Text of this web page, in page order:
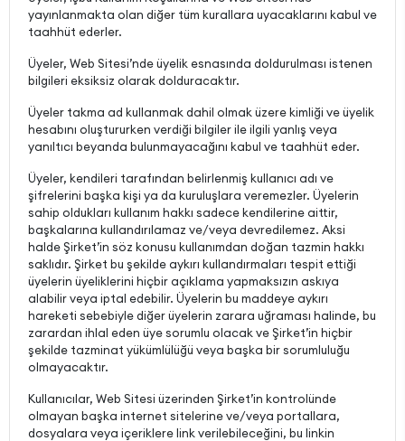
yayınlanmakta olan diğer tüm kurallara uyacaklarını kabul ve
taahhüt ederler.
Üyeler, Web Sitesi’nde üyelik esnasında doldurulması istenen
bilgileri eksiksiz olarak dolduracaktır.
Üyeler takma ad kullanmak dahil olmak üzere kimliği ve üyelik
hesabını oluştururken verdiği bilgiler ile ilgili yanlış veya
yanıltıcı beyanda bulunmayacağını kabul ve taahhüt eder.
Üyeler, kendileri tarafından belirlenmiş kullanıcı adı ve
şifrelerini başka kişi ya da kuruluşlara veremezler. Üyelerin
sahip oldukları kullanım hakkı sadece kendilerine aittir,
başkalarına kullandırılamaz ve/veya devredilemez. Aksi
halde Şirket’in söz konusu kullanımdan doğan tazmin hakkı
saklıdır. Şirket bu şekilde aykırı kullandırmaları tespit ettiği
üyelerin üyeliklerini hiçbir açıklama yapmaksızın askıya
alabilir veya iptal edebilir. Üyelerin bu maddeye aykırı
hareketi sebebiyle diğer üyelerin zarara uğraması halinde, bu
zarardan ihlal eden üye sorumlu olacak ve Şirket’in hiçbir
şekilde tazminat yükümlülüğü veya başka bir sorumluluğu
olmayacaktır.
Kullanıcılar, Web Sitesi üzerinden Şirket’in kontrolünde
olmayan başka internet sitelerine ve/veya portallara,
dosyalara veya içeriklere link verilebileceğini, bu linkin